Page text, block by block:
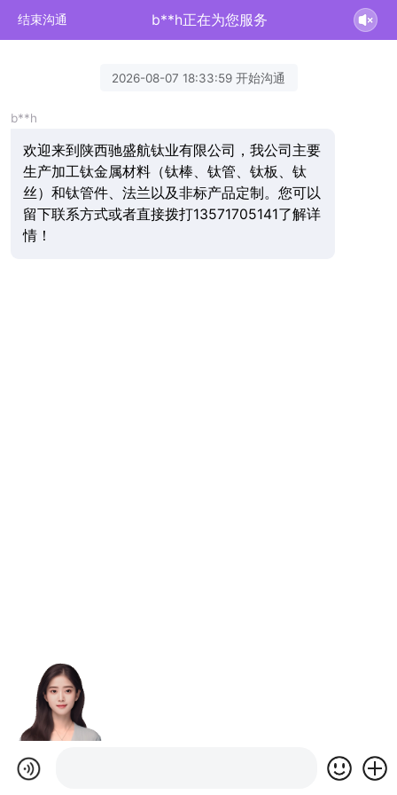
结束沟通 b**h正在为您服务
2026-08-07 18:33:59 开始沟通
b**h
欢迎来到陕西驰盛航钛业有限公司，我公司主要
生产加工钛金属材料（钛棒、钛管、钛板、钛
丝）和钛管件、法兰以及非标产品定制。您可以
留下联系方式或者直接拨打13571705141了解详
情！